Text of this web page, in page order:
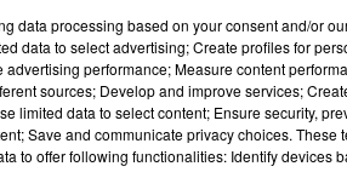
data processing based on your consent and/or
data to select advertising; Create profiles for
performance; Measure content
sources; Develop and improve services;
limited data to select content; Ensure security,
Save and communicate privacy choices. These
to offer following functionalities: Identify devices